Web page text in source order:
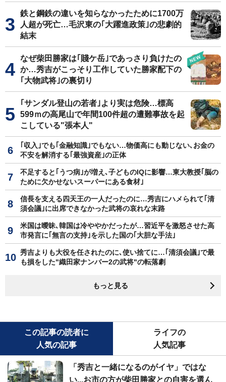
鉄と鋼鉄の違いを知らなかったために1700万
人超が死亡…毛沢東の｢大躍進政策｣の悲劇的
結末
なぜ柴田勝家は｢賤ケ岳｣であっさり負けたの
か…秀吉がこっそり工作していた勝家配下の
｢大物武将｣の裏切り
｢サンダル登山の若者｣より実は危険…標高
599ｍの高尾山で年間100件超の遭難事故を起
こしている"張本人"
｢収入｣でも｢金融知識｣でもない…物価高にも動じない､お金の
不安を解消する｢最強資産｣の正体
不足すると｢うつ病｣が増え､子どものIQに影響…東大教授｢脳の
ために欠かせないスーパーにある食材｣
信長を支える四天王の一人だったのに…秀吉にハメられて｢清
須会議｣に出席できなかった武将の哀れな末路
米国は曖昧､韓国は冷ややかだったが…習近平を激怒させた高
市発言に｢無言の支持｣を示した国の｢大胆な手法｣
秀吉よりも大役を任されたのに､使い捨てに…｢清須会議｣で最
も損をした"織田家ナンバー2の武将"の転落劇
もっと見る
この記事の読者に
人気の記事
ライフの
人気記事
「秀吉と一緒になるのがイヤ」ではな
い...お市の方が柴田勝家との自害を選ん